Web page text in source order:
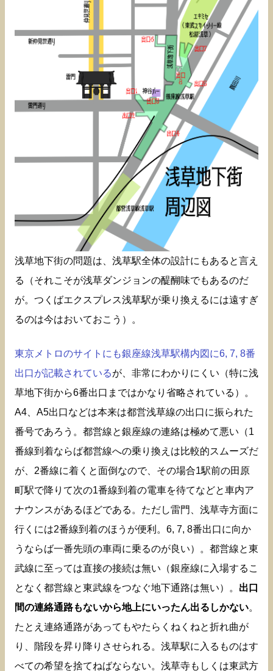
浅草地下街の問題は、浅草駅全体の設計にもあると言え
る（それこそが浅草ダンジョンの醍醐味でもあるのだ
が。つくばエクスプレス浅草駅が乗り換えるには遠すぎ
るのは今はおいておこう）。
東京メトロのサイトにも銀座線浅草駅構内図に6, 7, 8番
出口が記載されているが、非常にわかりにくい（特に浅
草地下街から6番出口まではかなり省略されている）。
A4、A5出口などは本来は都営浅草線の出口に振られた
番号であろう。都営線と銀座線の連絡は極めて悪い（1
番線到着ならば都営線への乗り換えは比較的スムーズだ
が、2番線に着くと面倒なので、その場合1駅前の田原
町駅で降りて次の1番線到着の電車を待てなどと車内ア
ナウンスがあるほどである。ただし雷門、浅草寺方面に
行くには2番線到着のほうが便利。6, 7, 8番出口に向か
うならば一番先頭の車両に乗るのが良い）。都営線と東
武線に至っては直接の接続は無い（銀座線に入場するこ
となく都営線と東武線をつなぐ地下通路は無い）。 出口
間の連絡通路もないから地上にいったん出るしかない。
たとえ連絡通路があってもやたらくねくねと折れ曲が
り、階段を昇り降りさせられる。浅草駅に入るものはす
べての希望を捨てねばならない。浅草寺もしくは東武方